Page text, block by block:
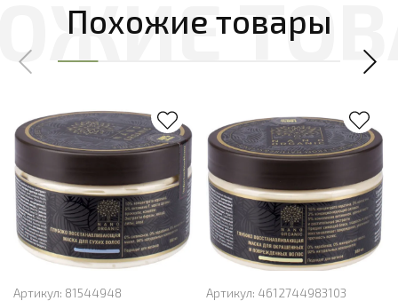
Похожие товары
Артикул: 81544948 Артикул: 4612744983103